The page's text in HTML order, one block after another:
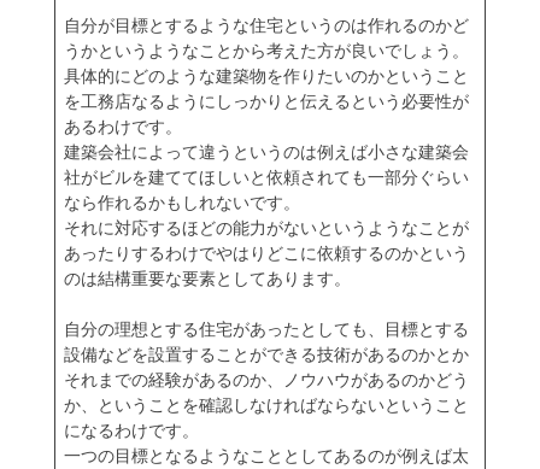
自分が目標とするような住宅というのは作れるのかど
うかというようなことから考えた方が良いでしょう。
具体的にどのような建築物を作りたいのかということ
を工務店なるようにしっかりと伝えるという必要性が
あるわけです。
建築会社によって違うというのは例えば小さな建築会
社がビルを建ててほしいと依頼されても一部分ぐらい
なら作れるかもしれないです。
それに対応するほどの能力がないというようなことが
あったりするわけでやはりどこに依頼するのかという
のは結構重要な要素としてあります。
自分の理想とする住宅があったとしても、目標とする
設備などを設置することができる技術があるのかとか
それまでの経験があるのか、ノウハウがあるのかどう
か、ということを確認しなければならないということ
になるわけです。
一つの目標となるようなこととしてあるのが例えば太